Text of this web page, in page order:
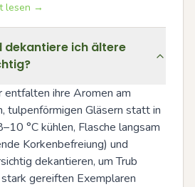
lesen →
dekantiere ich ältere
entfalten ihre Aromen am
tulpenförmigen Gläsern statt in
°C kühlen, Flasche langsam
Korkenbefreiung) und
dekantieren, um Trub
gereiften Exemplaren